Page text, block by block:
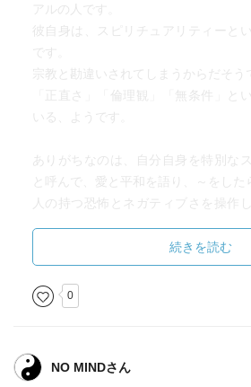
アルの人です。
彼自身は、スピリチュアリティーと
です。
宗教と勘違いされてしまうからだそう
「正直さ」「倫理観」「無条件」と
いる、ようです。
ありがちなのは、自分自身を特別な
と呼んで、愛と平和を語り、～をした
人の持つ恐怖とネガティブさを操作
ウィリアムは、他人の選択が間違っ
手が助けを求めていないのに、自分
介入するのは良くないと言っています。
て成長しなくてはいけないからと、さ
続きを読む
0
NO MINDさん